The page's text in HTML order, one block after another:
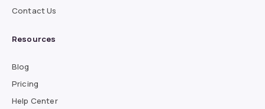
Contact Us
Resources
Blog
Pricing
Help Center